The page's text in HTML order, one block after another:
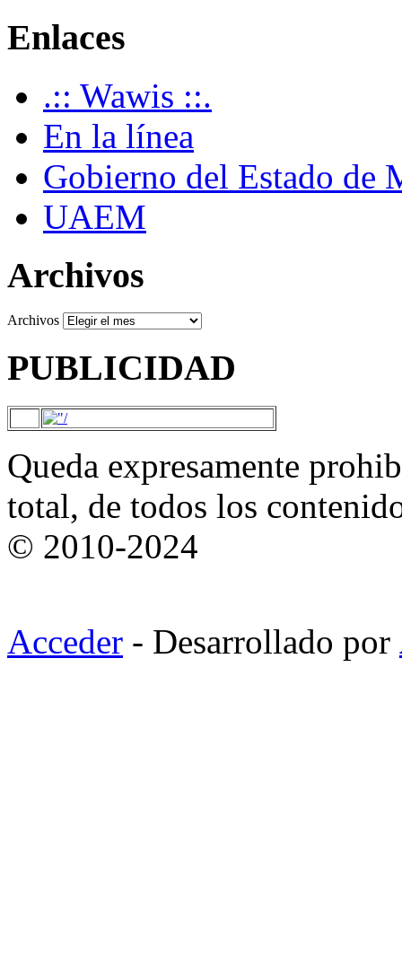
Enlaces
.:: Wawis ::.
En la línea
Gobierno del Estado de
UAEM
Archivos
Archivos
PUBLICIDAD
Queda expresamente
total, de todos los
© 2010-2024
Acceder - Desarrollado por